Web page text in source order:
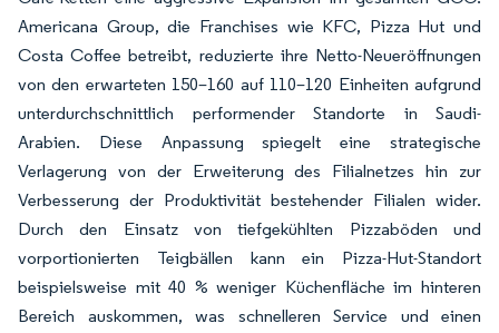
Americana Group, die Franchises wie KFC, Pizza Hut und
Costa Coffee betreibt, reduzierte ihre Netto-Neueröffnungen
von den erwarteten 150–160 auf 110–120 Einheiten aufgrund
unterdurchschnittlich performender Standorte in Saudi-
Arabien. Diese Anpassung spiegelt eine strategische
Verlagerung von der Erweiterung des Filialnetzes hin zur
Verbesserung der Produktivität bestehender Filialen wider.
Durch den Einsatz von tiefgekühlten Pizzaböden und
vorportionierten Teigbällen kann ein Pizza-Hut-Standort
beispielsweise mit 40 % weniger Küchenfläche im hinteren
Bereich auskommen, was schnelleren Service und einen